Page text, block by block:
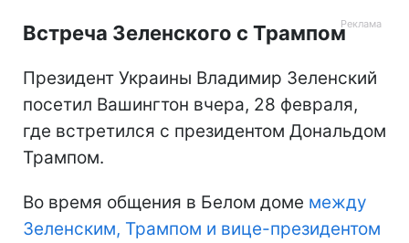
Встреча Зеленского с Трампом
Президент Украины Владимир Зеленский
посетил Вашингтон вчера, 28 февраля,
где встретился с президентом Дональдом
Трампом.
Во время общения в Белом доме между
Зеленским, Трампом и вице-президентом